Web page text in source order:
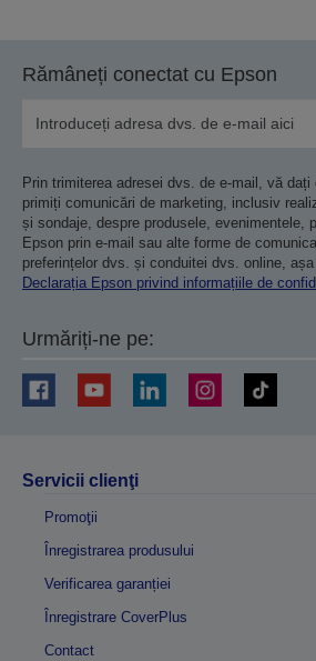
Rămâneți conectat cu Epson
Prin trimiterea adresei dvs. de e-mail, vă
primiți comunicări de marketing, inclusiv
și sondaje, despre produsele, evenimentele,
Epson prin e-mail sau alte forme de
preferințelor dvs. și conduitei dvs. online,
Declarația Epson privind informațiile de
Urmăriți-ne pe:
Servicii clienţi
Promoţii
Înregistrarea produsului
Verificarea garanției
Înregistrare CoverPlus
Contact